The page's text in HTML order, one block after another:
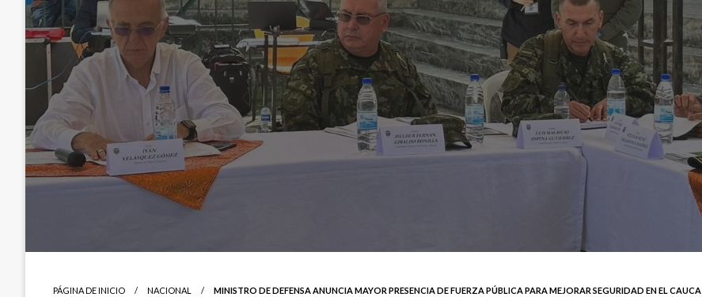
PÁGINA DE INICIO NACIONAL MINISTRO DE DEFENSA ANUNCIA MAYOR PRESENCIA DE FUERZA PÚBLICA PARA MEJORAR SEGURIDAD EN EL CAUCA